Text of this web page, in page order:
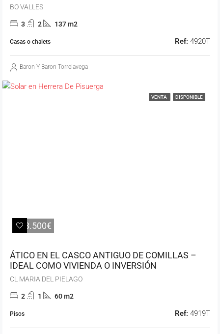
BO VALLES
3 2 137 m2
Casas o chalets Ref: 4920T
Baron Y Baron Torrelavega
VENTA DISPONIBLE
198.500€
ÁTICO EN EL CASCO ANTIGUO DE COMILLAS –
IDEAL COMO VIVIENDA O INVERSIÓN
CL MARIA DEL PIELAGO
2 1 60 m2
Pisos Ref: 4919T